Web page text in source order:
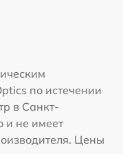
по истечении
в Санкт-
и не имеет
Цены